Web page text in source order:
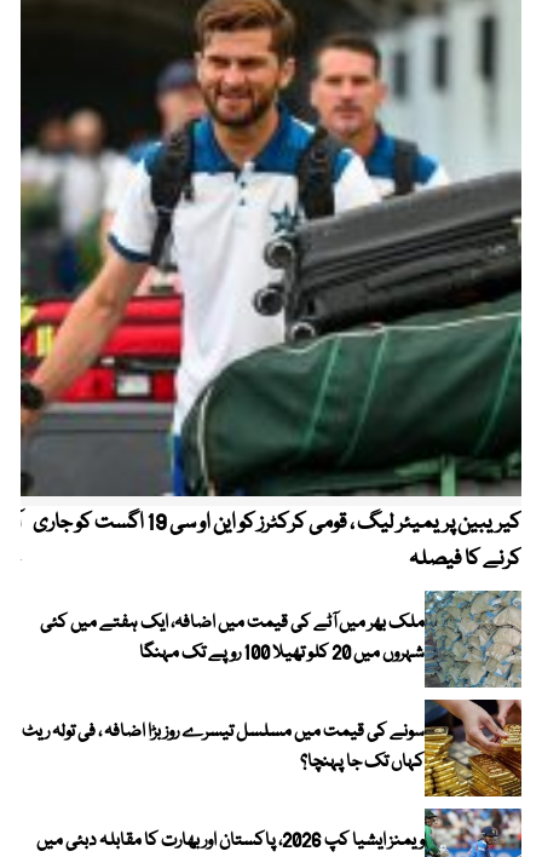
کیریبین پریمیئر لیگ ، قومی کرکٹرز کو این او سی 19 اگست کو جاری
کرنے کا فیصلہ
ملک بھر میں آٹے کی قیمت میں اضافہ، ایک ہفتے میں کئی
شہروں میں 20 کلو تھیلا 100 روپے تک مہنگا
سونے کی قیمت میں مسلسل تیسرے روز بڑا اضافہ ، فی تولہ ریٹ
کہاں تک جا پہنچا؟
ویمنز ایشیا کپ 2026، پاکستان اور بھارت کا مقابلہ دبئی میں